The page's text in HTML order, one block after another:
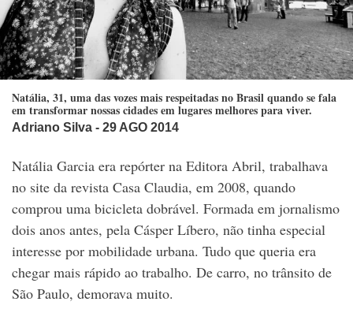
Natália, 31, uma das vozes mais respeitadas no Brasil quando se fala
em transformar nossas cidades em lugares melhores para viver.
Adriano Silva - 29 AGO 2014
Natália Garcia era repórter na Editora Abril, trabalhava
no site da revista Casa Claudia, em 2008, quando
comprou uma bicicleta dobrável. Formada em jornalismo
dois anos antes, pela Cásper Líbero, não tinha especial
interesse por mobilidade urbana. Tudo que queria era
chegar mais rápido ao trabalho. De carro, no trânsito de
São Paulo, demorava muito.